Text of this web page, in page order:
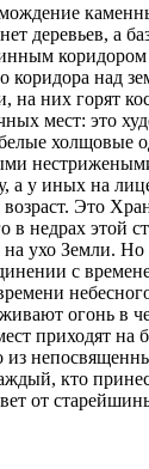
деревьев, а
коридора над
них горят
мест: это
холщовые
а у иных на
Это
в недрах этой
ухо Земли. Но
с
огонь в
приходят на
из
кто
от